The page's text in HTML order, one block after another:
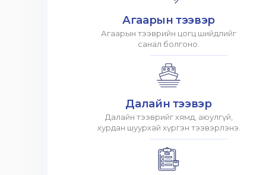
Агаарын тээвэр
Агаарын тээврийн цогц шийдлийг
санал болгоно.
Далайн тээвэр
Далайн тээврийг хямд, аюулгүй,
хурдан шуурхай хүргэн тээвэрлэнэ.